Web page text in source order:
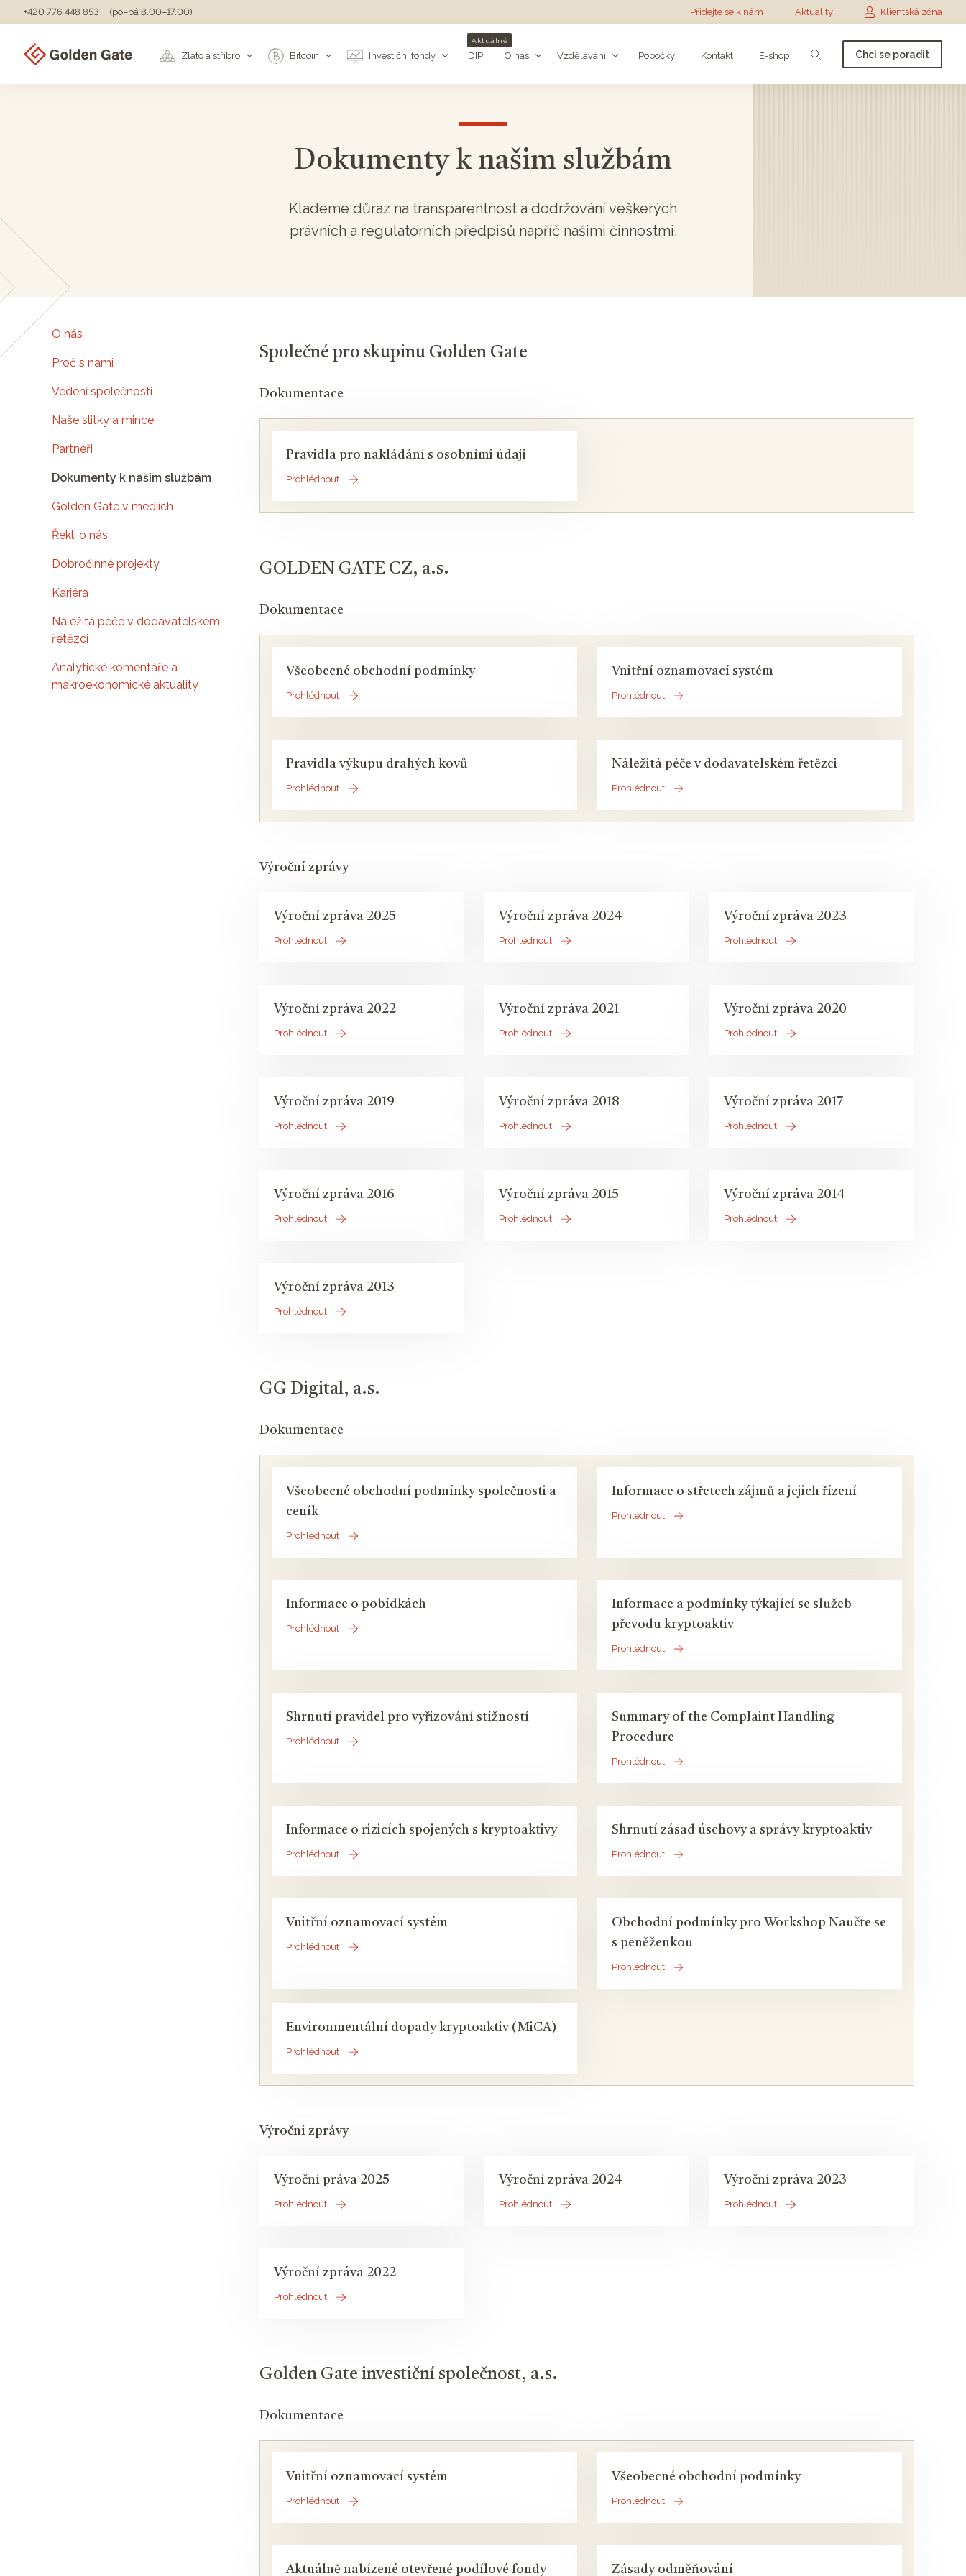
+420 776 448 853 (po–pá 8.00–17.00) Přidejte se k nám Aktuality Klientská zóna
Zlato a stříbro Bitcoin Investiční fondy DIP
Aktuálně
O nás Vzdělávání Pobočky Kontakt E-shop Chci se poradit
Dokumenty k našim službám
Klademe důraz na transparentnost a dodržování veškerých
právních a regulatorních předpisů napříč našimi činnostmi.
O nás
Proč s námi
Vedení společnosti
Naše slitky a mince
Partneři
Dokumenty k našim službám
Golden Gate v mediích
Řekli o nás
Dobročinné projekty
Kariéra
Náležitá péče v dodavatelském
řetězci
Analytické komentáře a
makroekonomické aktuality
Společné pro skupinu Golden Gate
Dokumentace
Pravidla pro nakládání s osobními údaji
Prohlédnout
GOLDEN GATE CZ, a.s.
Dokumentace
Všeobecné obchodní podmínky
Prohlédnout
Vnitřní oznamovací systém
Prohlédnout
Pravidla výkupu drahých kovů
Prohlédnout
Náležitá péče v dodavatelském řetězci
Prohlédnout
Výroční zprávy
Výroční zpráva 2025
Prohlédnout
Výroční zpráva 2024
Prohlédnout
Výroční zpráva 2023
Prohlédnout
Výroční zpráva 2022
Prohlédnout
Výroční zpráva 2021
Prohlédnout
Výroční zpráva 2020
Prohlédnout
Výroční zpráva 2019
Prohlédnout
Výroční zpráva 2018
Prohlédnout
Výroční zpráva 2017
Prohlédnout
Výroční zpráva 2016
Prohlédnout
Výroční zpráva 2015
Prohlédnout
Výroční zpráva 2014
Prohlédnout
Výroční zpráva 2013
Prohlédnout
GG Digital, a.s.
Dokumentace
Všeobecné obchodní podmínky společnosti a
ceník
Prohlédnout
Informace o střetech zájmů a jejich řízení
Prohlédnout
Informace o pobídkách
Prohlédnout
Informace a podmínky týkající se služeb
převodu kryptoaktiv
Prohlédnout
Shrnutí pravidel pro vyřizování stížností
Prohlédnout
Summary of the Complaint Handling
Procedure
Prohlédnout
Informace o rizicích spojených s kryptoaktivy
Prohlédnout
Shrnutí zásad úschovy a správy kryptoaktiv
Prohlédnout
Vnitřní oznamovací systém
Prohlédnout
Obchodní podmínky pro Workshop Naučte se
s peněženkou
Prohlédnout
Environmentální dopady kryptoaktiv (MiCA)
Prohlédnout
Výroční zprávy
Výroční práva 2025
Prohlédnout
Výroční zpráva 2024
Prohlédnout
Výroční zpráva 2023
Prohlédnout
Výroční zpráva 2022
Prohlédnout
Golden Gate investiční společnost, a.s.
Dokumentace
Vnitřní oznamovací systém
Prohlédnout
Všeobecné obchodní podmínky
Prohlédnout
Aktuálně nabízené otevřené podílové fondy Zásady odměňování